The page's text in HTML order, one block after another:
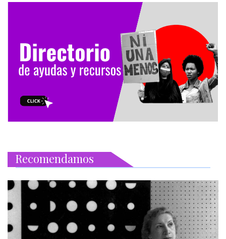
Recomendamos